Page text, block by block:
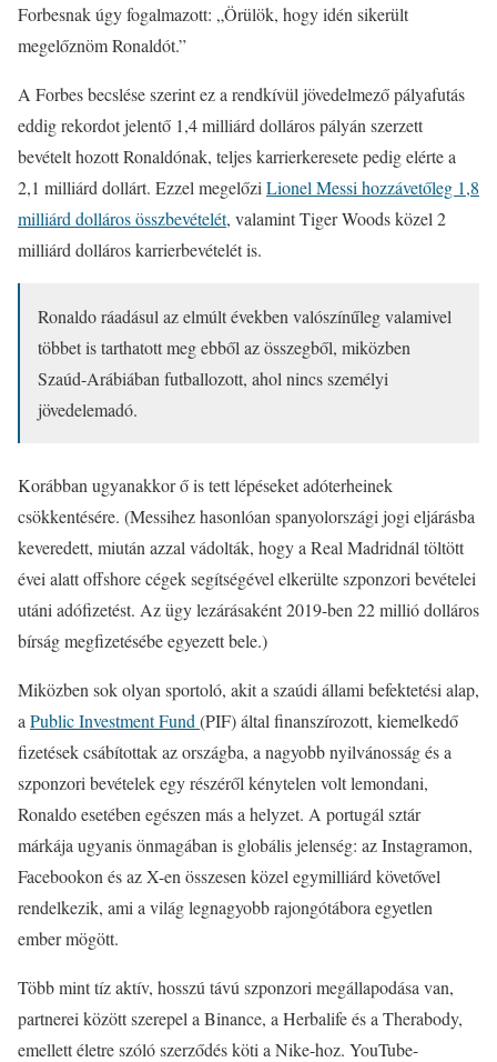
Forbesnak úgy fogalmazott: „Örülök, hogy idén sikerült
megelőznöm Ronaldót.”
A Forbes becslése szerint ez a rendkívül jövedelmező pályafutás
eddig rekordot jelentő 1,4 milliárd dolláros pályán szerzett
bevételt hozott Ronaldónak, teljes karrierkeresete pedig elérte a
2,1 milliárd dollárt. Ezzel megelőzi Lionel Messi hozzávetőleg 1,8
milliárd dolláros összbevételét, valamint Tiger Woods közel 2
milliárd dolláros karrierbevételét is.
Ronaldo ráadásul az elmúlt években valószínűleg valamivel
többet is tarthatott meg ebből az összegből, miközben
Szaúd-Arábiában futballozott, ahol nincs személyi
jövedelemadó.
Korábban ugyanakkor ő is tett lépéseket adóterheinek
csökkentésére. (Messihez hasonlóan spanyolországi jogi eljárásba
keveredett, miután azzal vádolták, hogy a Real Madridnál töltött
évei alatt offshore cégek segítségével elkerülte szponzori bevételei
utáni adófizetést. Az ügy lezárásaként 2019-ben 22 millió dolláros
bírság megfizetésébe egyezett bele.)
Miközben sok olyan sportoló, akit a szaúdi állami befektetési alap,
a Public Investment Fund (PIF) által finanszírozott, kiemelkedő
fizetések csábítottak az országba, a nagyobb nyilvánosság és a
szponzori bevételek egy részéről kénytelen volt lemondani,
Ronaldo esetében egészen más a helyzet. A portugál sztár
márkája ugyanis önmagában is globális jelenség: az Instagramon,
Facebookon és az X-en összesen közel egymilliárd követővel
rendelkezik, ami a világ legnagyobb rajongótábora egyetlen
ember mögött.
Több mint tíz aktív, hosszú távú szponzori megállapodása van,
partnerei között szerepel a Binance, a Herbalife és a Therabody,
emellett életre szóló szerződés köti a Nike-hoz. YouTube-